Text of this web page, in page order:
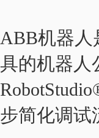
ABB机器
具的机器人
步简化调试